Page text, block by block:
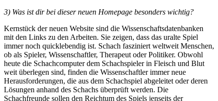
3) Was ist dir bei dieser neuen Homepage besonders wichtig?
Kernstück der neuen Website sind die Wissenschaftsdatenbanken
mit den Links zu den Arbeiten. Sie zeigen, dass das uralte Spiel
immer noch quicklebendig ist. Schach fasziniert weltweit Menschen,
ob als Spieler, Wissenschaftler, Therapeut oder Politiker. Obwohl
heute die Schachcomputer dem Schachspieler in Fleisch und Blut
weit überlegen sind, finden die Wissenschaftler immer neue
Herausforderungen, die aus dem Schachspiel abgeleitet oder deren
Lösungen anhand des Schachs überprüft werden. Die
Schachfreunde sollen den Reichtum des Spiels jenseits der